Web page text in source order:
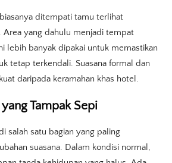
ditempati tamu terlihat
Area yang dahulu menjadi tempat
lebih banyak dipakai untuk memastikan
tetap terkendali. Suasana formal dan
daripada keramahan khas hotel.
Tampak Sepi
salah satu bagian yang paling
suasana. Dalam kondisi normal,